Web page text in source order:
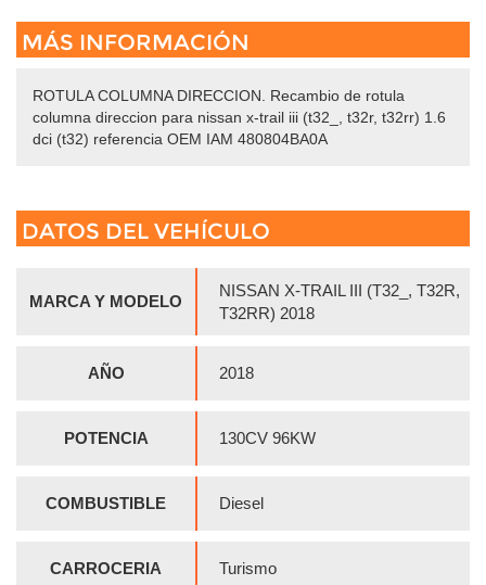
MÁS INFORMACIÓN
ROTULA COLUMNA DIRECCION. Recambio de rotula
columna direccion para nissan x-trail iii (t32_, t32r, t32rr) 1.6
dci (t32) referencia OEM IAM 480804BA0A
DATOS DEL VEHÍCULO
MARCA Y MODELO
NISSAN X-TRAIL III (T32_, T32R,
T32RR) 2018
AÑO 2018
POTENCIA 130CV 96KW
COMBUSTIBLE Diesel
CARROCERIA Turismo